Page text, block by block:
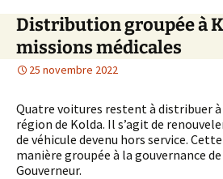
Distribution groupée à
missions médicales
25 novembre 2022
Quatre voitures restent à distribuer à
région de Kolda. Il s’agit de
de véhicule devenu hors service.
manière groupée à la gouvernance
Gouverneur.